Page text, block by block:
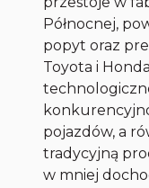
Północnej,
popyt oraz
Toyota i
pojazdów, a
tradycyjną
w mniej